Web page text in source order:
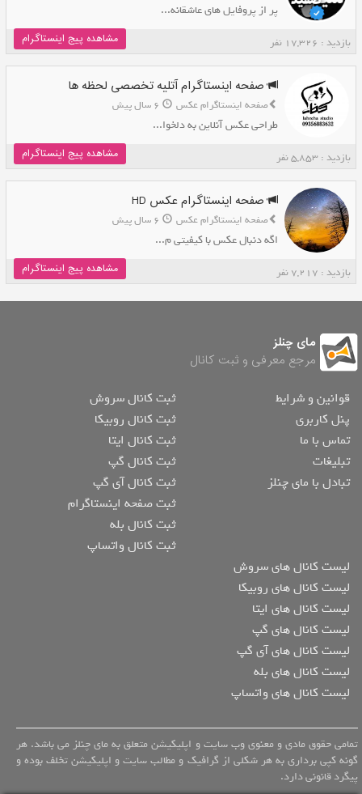
پر از پروفایل های عاشقانه...
بازدید : 17,326 نفر مشاهده پیج اینستاگرام
صفحه اینستاگرام آتلیه تخصصی لحظه ها
صفحه اینستاگرام عکس 6 سال پیش
طراحی عکس آنلاین به دلخوا...
بازدید : 5,853 نفر مشاهده پیج اینستاگرام
صفحه اینستاگرام عکس HD
صفحه اینستاگرام عکس 6 سال پیش
اگه دنبال عکس با کیفیتی م...
بازدید : 7,217 نفر مشاهده پیج اینستاگرام
مای چنلز
مرجع معرفی و ثبت کانال
قوانین و شرایط
پنل کاربری
تماس با ما
تبلیغات
تبادل با مای چنلز
ثبت کانال سروش
ثبت کانال روبیکا
ثبت کانال ایتا
ثبت کانال گپ
ثبت کانال آی گپ
ثبت صفحه اینستاگرام
ثبت کانال بله
ثبت کانال واتساپ
لیست کانال های سروش
لیست کانال های روبیکا
لیست کانال های ایتا
لیست کانال های گپ
لیست کانال های آی گپ
لیست کانال های بله
لیست کانال های واتساپ
تمامی حقوق مادی و معنوی وب سایت و اپلیکیشن متعلق به مای چنلز می باشد. هر
گونه کپی برداری به هر شکلی از گرافیک و مطالب سایت و اپلیکیشن تخلف بوده و
پیگرد قانونی دارد.